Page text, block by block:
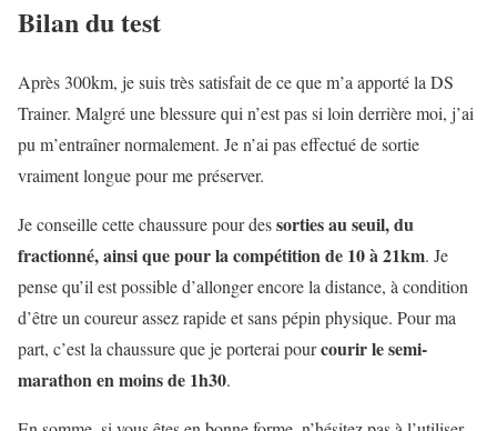
Bilan du test
Après 300km, je suis très satisfait de ce que m’a apporté la DS
Trainer. Malgré une blessure qui n’est pas si loin derrière moi, j’ai
pu m’entraîner normalement. Je n’ai pas effectué de sortie
vraiment longue pour me préserver.
Je conseille cette chaussure pour dessorties au seuil, du
fractionné, ainsi que pour la compétition de 10 à 21km. Je
pense qu’il est possible d’allonger encore la distance, à condition
d’être un coureur assez rapide et sans pépin physique. Pour ma
part, c’est la chaussure que je porterai pourcourir le semi-
marathon en moins de 1h30.